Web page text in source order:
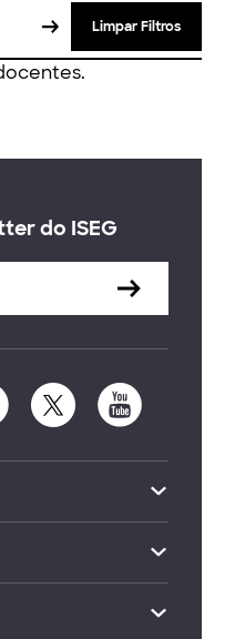
Limpar Filtros
do ISEG